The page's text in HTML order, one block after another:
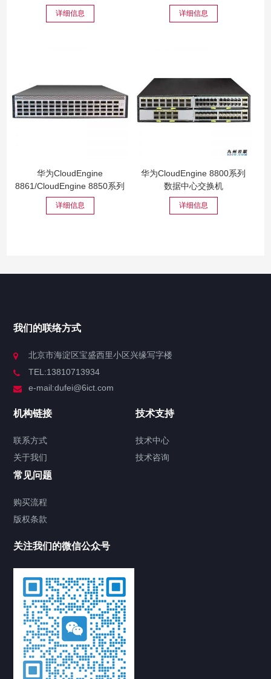
详细信息 详细信息
华为CloudEngine
8861/CloudEngine 8850系列
数据中...
详细信息
华为CloudEngine 8800系列
数据中心交换机
详细信息
我们的联络方式
北京市海淀区宝盛西里小区兴缘写字楼
TEL:13810713934
e-mail:dufei@6ict.com
机构链接
联系方式
关于我们
技术支持
技术中心
技术咨询
常见问题
购买流程
版权条款
关注我们的微信公众号